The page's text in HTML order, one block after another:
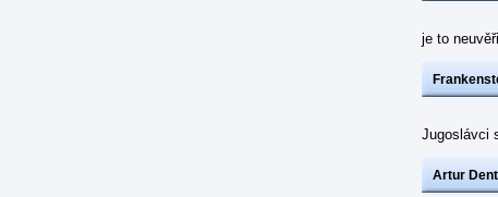
je to
Jugoslávci
Artur Dent